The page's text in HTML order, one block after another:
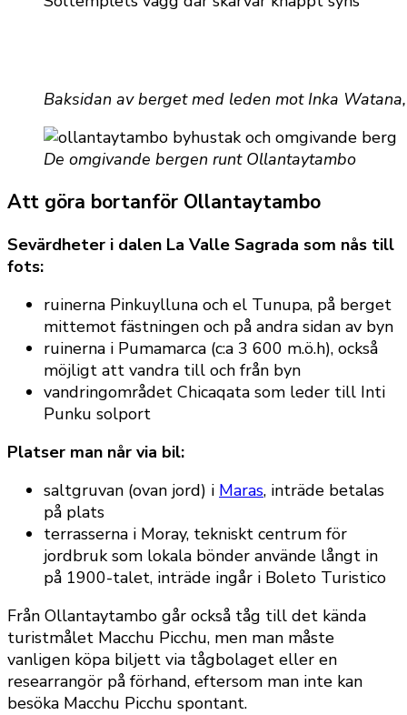
Baksidan av berget med leden mot Inka
De omgivande bergen runt Ollantaytambo
Att göra bortanför Ollantaytambo
Sevärdheter i dalen La Valle Sagrada som nås till
fots:
ruinerna Pinkuylluna och el Tunupa, på berget
mittemot fästningen och på andra sidan av byn
ruinerna i Pumamarca (c:a 3 600 m.ö.h), också
möjligt att vandra till och från byn
vandringområdet Chicaqata som leder till Inti
Punku solport
Platser man når via bil:
saltgruvan (ovan jord) i Maras, inträde betalas
på plats
terrasserna i Moray, tekniskt centrum för
jordbruk som lokala bönder använde långt in
på 1900-talet, inträde ingår i Boleto Turistico
Från Ollantaytambo går också tåg till det kända
turistmålet Macchu Picchu, men man måste
vanligen köpa biljett via tågbolaget eller en
researrangör på förhand, eftersom man inte kan
besöka Macchu Picchu spontant.